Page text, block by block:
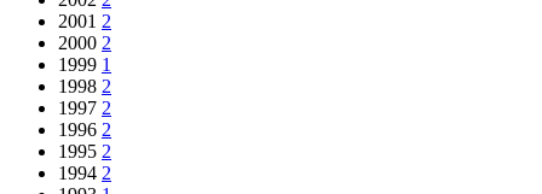
2001 2
2000 2
1999 1
1998 2
1997 2
1996 2
1995 2
1994 2